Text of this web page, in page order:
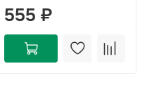
555 ₽